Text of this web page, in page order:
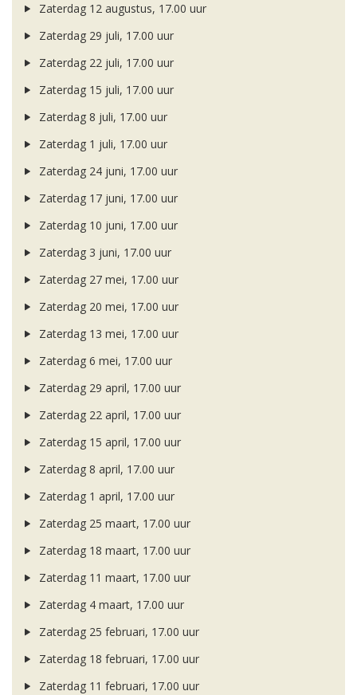
Zaterdag 12 augustus, 17.00 uur
Zaterdag 29 juli, 17.00 uur
Zaterdag 22 juli, 17.00 uur
Zaterdag 15 juli, 17.00 uur
Zaterdag 8 juli, 17.00 uur
Zaterdag 1 juli, 17.00 uur
Zaterdag 24 juni, 17.00 uur
Zaterdag 17 juni, 17.00 uur
Zaterdag 10 juni, 17.00 uur
Zaterdag 3 juni, 17.00 uur
Zaterdag 27 mei, 17.00 uur
Zaterdag 20 mei, 17.00 uur
Zaterdag 13 mei, 17.00 uur
Zaterdag 6 mei, 17.00 uur
Zaterdag 29 april, 17.00 uur
Zaterdag 22 april, 17.00 uur
Zaterdag 15 april, 17.00 uur
Zaterdag 8 april, 17.00 uur
Zaterdag 1 april, 17.00 uur
Zaterdag 25 maart, 17.00 uur
Zaterdag 18 maart, 17.00 uur
Zaterdag 11 maart, 17.00 uur
Zaterdag 4 maart, 17.00 uur
Zaterdag 25 februari, 17.00 uur
Zaterdag 18 februari, 17.00 uur
Zaterdag 11 februari, 17.00 uur